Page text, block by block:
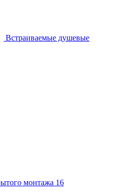
Встраиваемые душевые
монтажа 16